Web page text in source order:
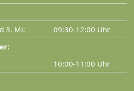
3. Mi:
09:30-12:00 Uhr
10:00-11:00 Uhr